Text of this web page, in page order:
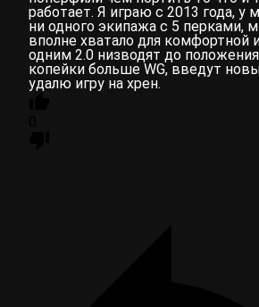
работает. Я играю с 2013 года, у
ни одного экипажа с 5 перками,
вполне хватало для комфортной
одним 2.0 низводят до
копейки больше WG, введут
удалю игру на хрен.